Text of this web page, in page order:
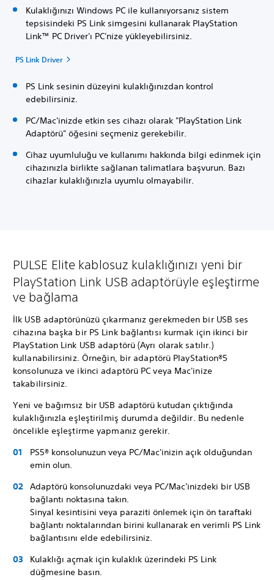
Kulaklığınızı Windows PC ile kullanıyorsanız sistem
tepsisindeki PS Link simgesini kullanarak PlayStation
Link™ PC Driver'ı PC'nize yükleyebilirsiniz.
PS Link Driver
PS Link sesinin düzeyini kulaklığınızdan kontrol
edebilirsiniz.
PC/Mac'inizde etkin ses cihazı olarak "PlayStation Link
Adaptörü" öğesini seçmeniz gerekebilir.
Cihaz uyumluluğu ve kullanımı hakkında bilgi edinmek için
cihazınızla birlikte sağlanan talimatlara başvurun. Bazı
cihazlar kulaklığınızla uyumlu olmayabilir.
PULSE Elite kablosuz kulaklığınızı yeni bir
PlayStation Link USB adaptörüyle eşleştirme
ve bağlama
İlk USB adaptörünüzü çıkarmanız gerekmeden bir USB ses
cihazına başka bir PS Link bağlantısı kurmak için ikinci bir
PlayStation Link USB adaptörü (Ayrı olarak satılır.)
kullanabilirsiniz. Örneğin, bir adaptörü PlayStation®5
konsolunuza ve ikinci adaptörü PC veya Mac'inize
takabilirsiniz.
Yeni ve bağımsız bir USB adaptörü kutudan çıktığında
kulaklığınızla eşleştirilmiş durumda değildir. Bu nedenle
öncelikle eşleştirme yapmanız gerekir.
PS5® konsolunuzun veya PC/Mac'inizin açık olduğundan
emin olun.
Adaptörü konsolunuzdaki veya PC/Mac'inizdeki bir USB
bağlantı noktasına takın.
Sinyal kesintisini veya paraziti önlemek için ön taraftaki
bağlantı noktalarından birini kullanarak en verimli PS Link
bağlantısını elde edebilirsiniz.
Kulaklığı açmak için kulaklık üzerindeki PS Link
düğmesine basın.